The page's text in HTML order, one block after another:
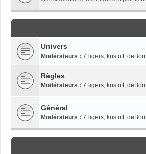
Univers
Modérateurs : 7Tigers, kristoff,
Règles
Modérateurs : 7Tigers, kristoff,
Général
Modérateurs : 7Tigers, kristoff,